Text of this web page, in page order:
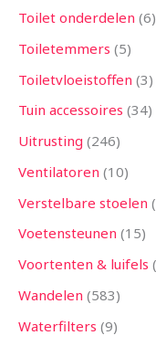
Toilet onderdelen 6
Toiletemmers 5
Toiletvloeistoffen 3
Tuin accessoires 34
Uitrusting 246
Ventilatoren 10
Verstelbare stoelen
Voetensteunen 15
Voortenten & luifels
Wandelen 583
Waterfilters 9